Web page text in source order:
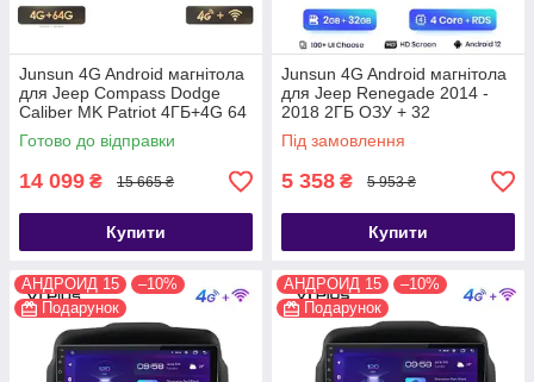
Junsun 4G Android магнітола
для Jeep Compass Dodge
Caliber MK Patriot 4ГБ+4G 64
2016-18
Готово до відправки
14 099 ₴ 15 665 ₴
Купити
Junsun 4G Android магнітола
для Jeep Renegade 2014 -
2018 2ГБ ОЗУ + 32
Під замовлення
5 358 ₴ 5 953 ₴
Купити
АНДРОИД 15
–10%
Подарунок
АНДРОИД 15
–10%
Подарунок